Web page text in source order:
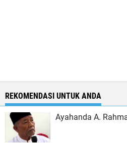
REKOMENDASI UNTUK ANDA
Ayahanda A.